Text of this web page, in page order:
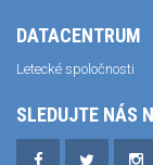
DATACENTRUM
Letecké spoločnosti
SLEDUJTE NÁS